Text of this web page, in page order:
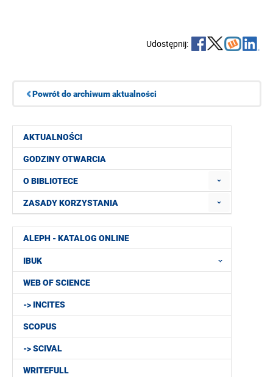
AKTUALNOŚCI
GODZINY OTWARCIA
O BIBLIOTECE
ZASADY KORZYSTANIA
ALEPH - KATALOG ONLINE
IBUK
WEB OF SCIENCE
-> INCITES
SCOPUS
-> SCIVAL
WRITEFULL
Udostępnij:
Powrót do archiwum aktualności